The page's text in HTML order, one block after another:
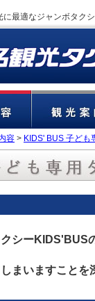
最適なジャンボタク
容 > KIDS' BUS 子ども
シーKIDS'BUS
まいますこと